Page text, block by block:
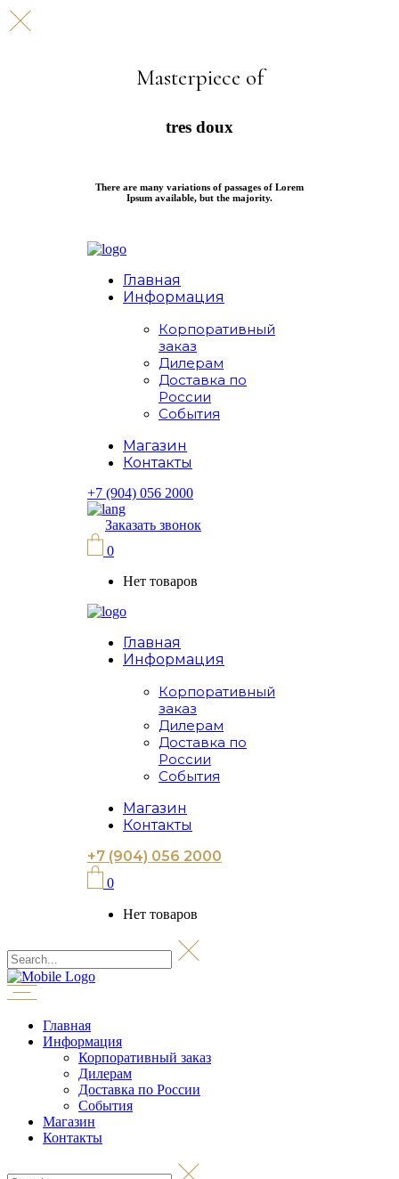
Masterpiece of
tres doux
There are many variations of passages of Lorem
Ipsum available, but the majority.
Главная
Информация
Корпоративный
заказ
Дилерам
Доставка по
России
События
Магазин
Контакты
+7 (904) 056 2000
Заказать звонок
0
Нет товаров
Главная
Информация
Корпоративный
заказ
Дилерам
Доставка по
России
События
Магазин
Контакты
+7 (904) 056 2000
0
Нет товаров
Главная
Информация
Корпоративный заказ
Дилерам
Доставка по России
События
Магазин
Контакты